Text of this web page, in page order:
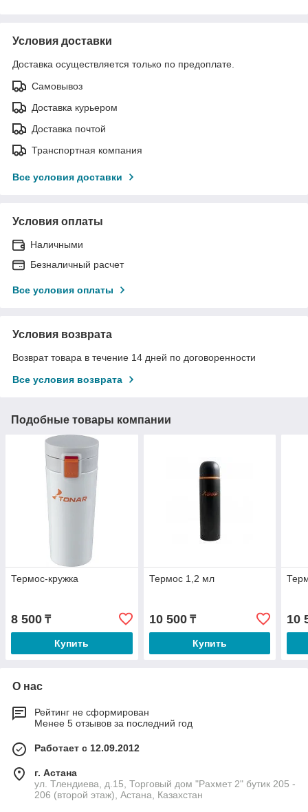
Условия доставки
Доставка осуществляется только по предоплате.
Самовывоз
Доставка курьером
Доставка почтой
Транспортная компания
Все условия доставки
Условия оплаты
Наличными
Безналичный расчет
Все условия оплаты
Условия возврата
Возврат товара в течение 14 дней по договоренности
Все условия возврата
Подобные товары компании
Термос-кружка
8 500 ₸
Купить
Термос 1,2 мл
10 500₸
Купить
10
О нас
Рейтинг не сформирован
Менее 5 отзывов за последний год
Работает с 12.09.2012
г. Астана
ул. Тлендиева, д.15, Торговый дом "Рахмет 2" бутик 205 -
206 (второй этаж), Астана, Казахстан